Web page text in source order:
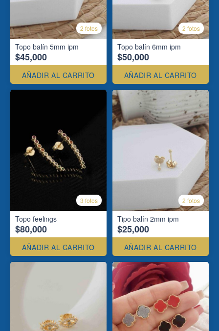
2 fotos
Topo balín 5mm ipm
$45,000
AÑADIR AL CARRITO
2 fotos
Topo balín 6mm ipm
$50,000
AÑADIR AL CARRITO
3 fotos
Topo feelings
$80,000
AÑADIR AL CARRITO
2 fotos
Tipo balín 2mm ipm
$25,000
AÑADIR AL CARRITO